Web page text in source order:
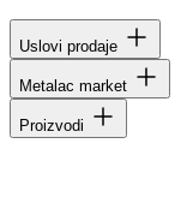
Uslovi prodaje
Metalac market
Proizvodi